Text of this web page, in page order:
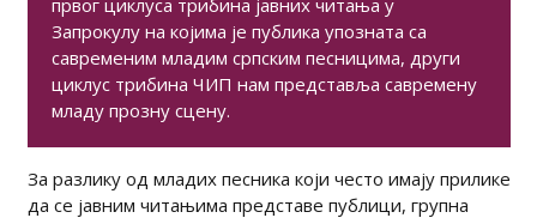
Запрокулу на којима је публика упозната са
савременим младим српским песницима, други
циклус трибина ЧИП нам представља савремену
младу прозну сцену.
За разлику од младих песника који често имају прилике
да се јавним читањима представе публици, групна